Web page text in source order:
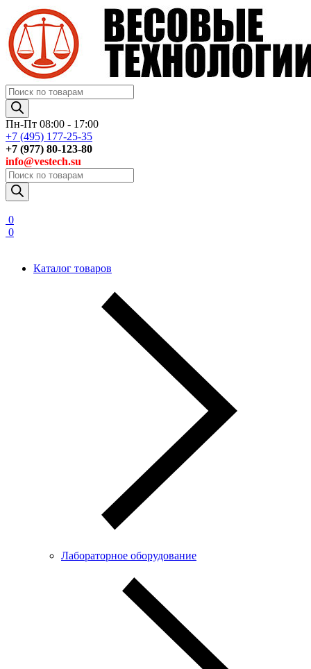
Поиск
товаров
Пн-Пт 08:00 - 17:00
+7 (495) 177-25-35
+7 (977) 80-123-80
info@vestech.su
Поиск
товаров
0
0
Каталог товаров
Лабораторное оборудование